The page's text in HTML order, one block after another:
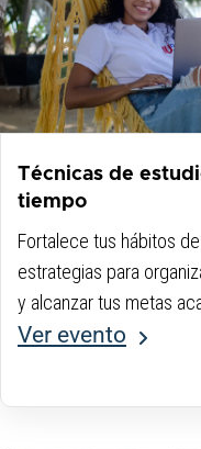
Técnicas de
tiempo
Fortalece tus hábitos
estrategias para
y alcanzar tus metas
Ver evento